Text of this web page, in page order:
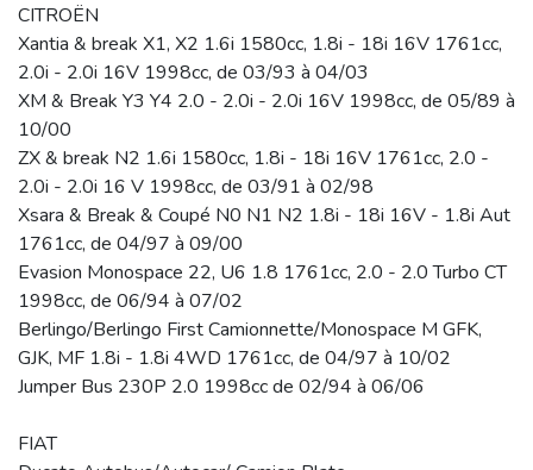
CITROËN
Xantia & break X1, X2 1.6i 1580cc, 1.8i - 18i 16V 1761cc,
2.0i - 2.0i 16V 1998cc, de 03/93 à 04/03
XM & Break Y3 Y4 2.0 - 2.0i - 2.0i 16V 1998cc, de 05/89 à
10/00
ZX & break N2 1.6i 1580cc, 1.8i - 18i 16V 1761cc, 2.0 -
2.0i - 2.0i 16 V 1998cc, de 03/91 à 02/98
Xsara & Break & Coupé N0 N1 N2 1.8i - 18i 16V - 1.8i Aut
1761cc, de 04/97 à 09/00
Evasion Monospace 22, U6 1.8 1761cc, 2.0 - 2.0 Turbo CT
1998cc, de 06/94 à 07/02
Berlingo/Berlingo First Camionnette/Monospace M GFK,
GJK, MF 1.8i - 1.8i 4WD 1761cc, de 04/97 à 10/02
Jumper Bus 230P 2.0 1998cc de 02/94 à 06/06
FIAT